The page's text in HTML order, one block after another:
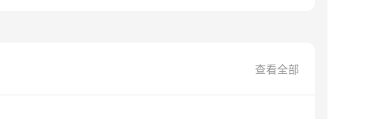
查看全部